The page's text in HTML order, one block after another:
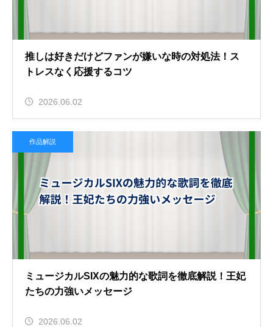
推しは好きだけどファンが嫌いな時の対処法！ス
トレスなく応援するコツ
2026.06.02
作品解説
ミュージカルSIXの魅力的な歌詞を徹底解説！王妃
たちの力強いメッセージ
2026.06.02